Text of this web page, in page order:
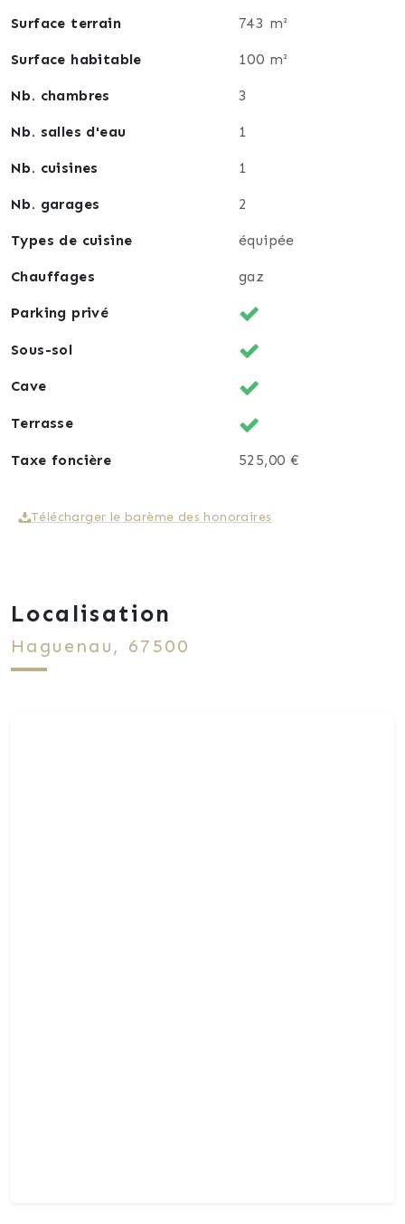
Surface terrain 743 m²
Surface habitable 100 m²
Nb. chambres 3
Nb. salles d'eau 1
Nb. cuisines 1
Nb. garages 2
Types de cuisine équipée
Chauffages gaz
Parking privé
Sous-sol
Cave
Terrasse
Taxe foncière 525,00 €
Télécharger le barème des honoraires
Localisation
Haguenau, 67500